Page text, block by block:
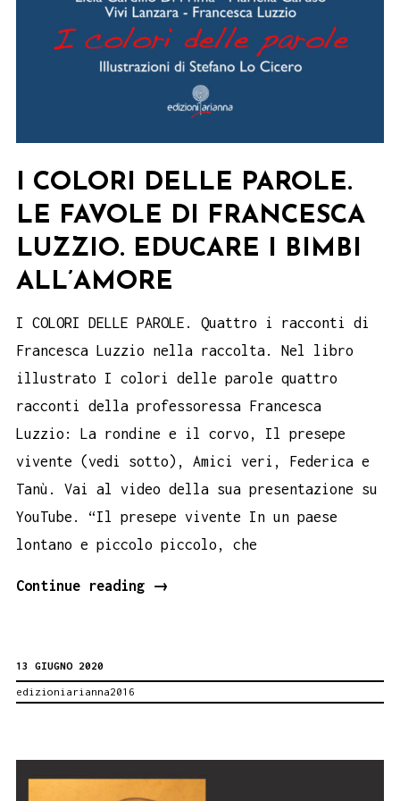
I COLORI DELLE PAROLE.
LE FAVOLE DI FRANCESCA
LUZZIO. EDUCARE I BIMBI
ALL’AMORE
I COLORI DELLE PAROLE. Quattro i racconti di
Francesca Luzzio nella raccolta. Nel libro
illustrato I colori delle parole quattro
racconti della professoressa Francesca
Luzzio: La rondine e il corvo, Il presepe
vivente (vedi sotto), Amici veri, Federica e
Tanù. Vai al video della sua presentazione su
YouTube. “Il presepe vivente In un paese
lontano e piccolo piccolo, che
Continue reading
I
Francesca
→
13 GIUGNO 2020
edizioniarianna2016